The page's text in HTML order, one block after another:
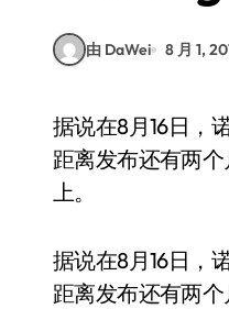
由 DaWei 8 月 1,
据说在8月16日，诺基亚将于英国伦敦召开发布会，正式发布旗下的新旗舰机诺基亚8。虽然该机
距离发布还有两
上。
据说在8月16日，
距离发布还有两